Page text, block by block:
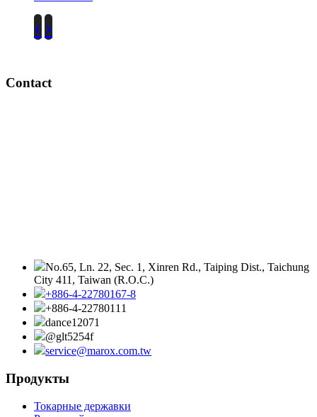
‹ ›
Contact
No.65, Ln. 22, Sec. 1, Xinren Rd., Taiping Dist., Taichung
City 411, Taiwan (R.O.C.)
+886-4-22780167-8
+886-4-22780111
dance12071
@glt5254f
service@marox.com.tw
Продукты
Токарные державки